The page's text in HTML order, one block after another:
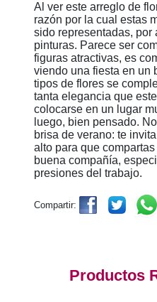
Al ver este arreglo de
razón por la cual estas
sido representadas, por
pinturas. Parece ser
figuras atractivas, es
viendo una fiesta en un
tipos de flores se
tanta elegancia que
colocarse en un lugar
luego, bien pensado.
brisa de verano: te
alto para que
buena compañía,
presiones del trabajo.
Compartir:
Productos